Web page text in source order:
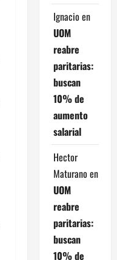
Ignacio en
UOM
reabre
paritarias:
buscan
10% de
aumento
salarial
Hector
Maturano en
UOM
reabre
paritarias:
buscan
10% de